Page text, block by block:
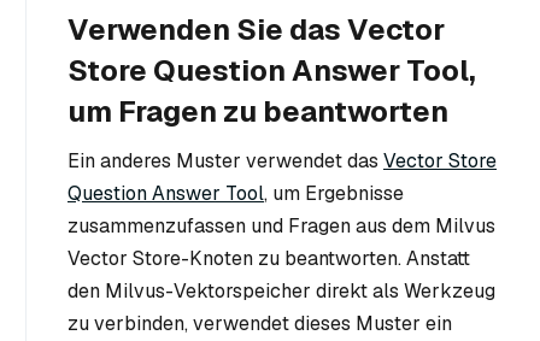
Verwenden Sie das Vector
Store Question Answer Tool,
um Fragen zu beantworten
Ein anderes Muster verwendet das Vector Store
Question Answer Tool, um Ergebnisse
zusammenzufassen und Fragen aus dem Milvus
Vector Store-Knoten zu beantworten. Anstatt
den Milvus-Vektorspeicher direkt als Werkzeug
zu verbinden, verwendet dieses Muster ein